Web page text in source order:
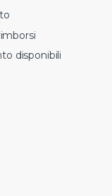
disponibili